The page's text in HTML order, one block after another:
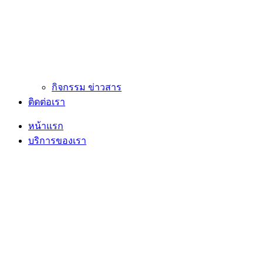
กิจกรรม ข่าวสาร
ติดต่อเรา
หน้าแรก
บริการของเรา